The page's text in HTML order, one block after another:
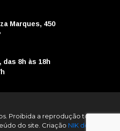
Marques, 450
8h às 18h
Proibida a reprodução total ou
do site. Criação NIK design